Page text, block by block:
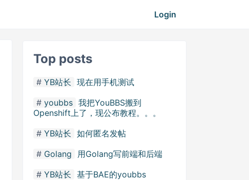
Login
Top posts
YB站长 现在用手机测试
youbbs 我把YouBBS搬到
Openshift上了，现公布教程。。。
YB站长 如何匿名发帖
Golang
用Golang写前端和后端
YB站长 基于BAE的youbbs